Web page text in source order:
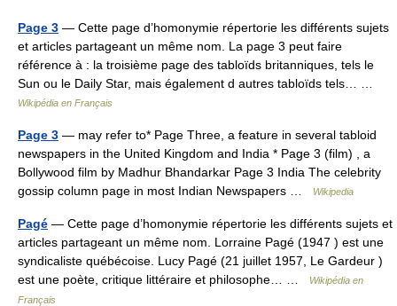
Page 3 — Cette page d’homonymie répertorie les différents sujets
et articles partageant un même nom. La page 3 peut faire
référence à : la troisième page des tabloïds britanniques, tels le
Sun ou le Daily Star, mais également d autres tabloïds tels… …
Wikipédia en Français
Page 3 — may refer to* Page Three, a feature in several tabloid
newspapers in the United Kingdom and India * Page 3 (film) , a
Bollywood film by Madhur Bhandarkar Page 3 India The celebrity
gossip column page in most Indian Newspapers …
Wikipedia
Pagé — Cette page d’homonymie répertorie les différents sujets et
articles partageant un même nom. Lorraine Pagé (1947 ) est une
syndicaliste québécoise. Lucy Pagé (21 juillet 1957, Le Gardeur )
est une poète, critique littéraire et philosophe… …
Wikipédia en
Français